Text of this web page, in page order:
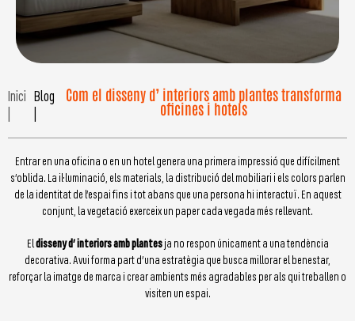
Inici
Blog
Com el disseny d’ interiors amb plantes transforma
oficines i hotels
Entrar en una oficina o en un hotel genera una primera impressió que difícilment
s’oblida. La il·luminació, els materials, la distribució del mobiliari i els colors parlen
de la identitat de l’espai fins i tot abans que una persona hi interactuï. En aquest
conjunt, la vegetació exerceix un paper cada vegada més rellevant.
Eldisseny d’ interiors amb plantesja no respon únicament a una tendència
decorativa. Avui forma part d’una estratègia que busca millorar el benestar,
reforçar la imatge de marca i crear ambients més agradables per als qui treballen o
visiten un espai.